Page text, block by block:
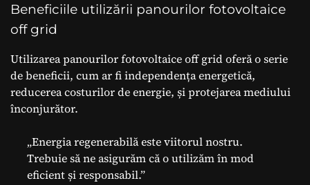
Beneficiile utilizării panourilor fotovoltaice
off grid
Utilizarea panourilor fotovoltaice off grid oferă o serie
de beneficii, cum ar fi independența energetică,
reducerea costurilor de energie, și protejarea mediului
înconjurător.
„Energia regenerabilă este viitorul nostru.
Trebuie să ne asigurăm că o utilizăm în mod
eficient și responsabil.”